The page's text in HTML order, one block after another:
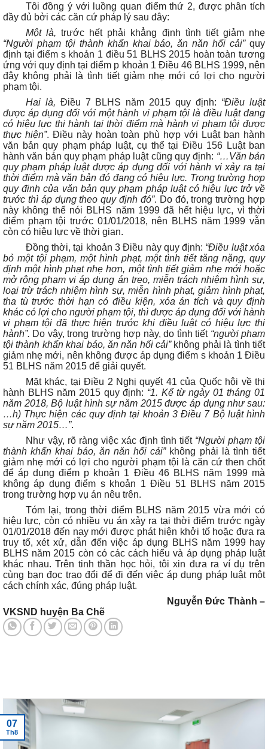
Tôi đồng ý với luồng quan điểm thứ 2, được phân tích
đầy đủ bởi các căn cứ pháp lý sau đây:
Một là, trước hết phải khẳng định tình tiết giảm nhẹ
“Người phạm tội thành khẩn khai báo, ăn năn hối cải”quy
định tại điểm s khoản 1 điều 51 BLHS 2015 hoàn toàn tương
ứng với quy định tại điểm p khoản 1 Điều 46 BLHS 1999, nên
đây không phải là tình tiết giảm nhẹ mới có lợi cho người
phạm tội.
Hai là, Điều 7 BLHS năm 2015 quy định: “Điều luật
được áp dụng đối với một hành vi phạm tội là điều luật đang
có hiệu lực thi hành tại thời điểm mà hành vi phạm tội được
thực hiện”. Điều này hoàn toàn phù hợp với Luật ban hành
văn bản quy phạm pháp luật, cụ thể tại Điều 156 Luật ban
hành văn bản quy phạm pháp luật cũng quy định: “…Văn bản
quy phạm pháp luật được áp dụng đối với hành vi xảy ra tại
thời điểm mà văn bản đó đang có hiệu lực. Trong trường hợp
quy đinh của văn bản quy phạm pháp luật có hiệu lực trở về
trước thì áp dụng theo quy định đó”. Do đó, trong trường hợp
này không thể nói BLHS năm 1999 đã hết hiệu lực, vì thời
điểm phạm tội trước 01/01/2018, nên BLHS năm 1999 vẫn
còn có hiệu lực về thời gian.
Đồng thời, tại khoản 3 Điều này quy định: “Điều luật xóa
bỏ một tội phạm, một hình phạt, một tình tiết tăng nặng, quy
định một hình phạt nhẹ hơn, một tình tiết giảm nhẹ mới hoặc
mở rộng phạm vi áp dụng án treo, miễn trách nhiệm hình sự,
loại trừ trách nhiệm hình sự, miễn hình phạt, giảm hình phạt,
tha tù trước thời hạn có điều kiện, xóa án tích và quy định
khác có lợi cho người phạm tội, thì được áp dụng đối với hành
vi phạm tội đã thực hiện trước khi điều luật có hiệu lực thi
hành”. Do vậy, trong trường hợp này, do tình tiết “người phạm
tội thành khẩn khai báo, ăn năn hối cải”không phải là tình tiết
giảm nhẹ mới, nên không được áp dụng điểm s khoản 1 Điều
51 BLHS năm 2015 để giải quyết.
Mặt khác, tại Điều 2 Nghị quyết 41 của Quốc hội về thi
hành BLHS năm 2015 quy định: “1. Kể từ ngày 01 tháng 01
năm 2018, Bộ luật hình sự năm 2015 được áp dụng như sau:
…h) Thực hiện các quy định tại khoản 3 Điều 7 Bộ luật hình
sự năm 2015…”.
Như vậy, rõ ràng việc xác định tình tiết “Người phạm tội
thành khẩn khai báo, ăn năn hối cải”không phải là tình tiết
giảm nhẹ mới có lợi cho người phạm tội là căn cứ then chốt
để áp dụng điểm p khoản 1 Điều 46 BLHS năm 1999 mà
không áp dụng điểm s khoản 1 Điều 51 BLHS năm 2015
trong trường hợp vụ án nêu trên.
Tóm lại, trong thời điểm BLHS năm 2015 vừa mới có
hiệu lực, còn có nhiều vụ án xảy ra tại thời điểm trước ngày
01/01/2018 đến nay mới được phát hiện khởi tố hoặc đưa ra
truy tố, xét xử, dẫn đến việc áp dụng BLHS năm 1999 hay
BLHS năm 2015 còn có các cách hiểu và áp dụng pháp luật
khác nhau. Trên tinh thần học hỏi, tôi xin đưa ra ví dụ trên
cùng bạn đọc trao đổi để đi đến việc áp dụng pháp luật một
cách chính xác, đúng pháp luật.
Nguyễn Đức Thành –
VKSND huyện Ba Chẽ
07
Th8